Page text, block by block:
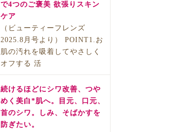
で4つのご褒美 欲張りスキン
ケア
（ビューティーフレンズ
2025.8月号より） POINT1.お
肌の汚れを吸着してやさしく
オフする 活
続けるほどにシワ改善、つや
めく美白*肌へ。目元、口元、
首のシワ。しみ、そばかすを
防ぎたい。